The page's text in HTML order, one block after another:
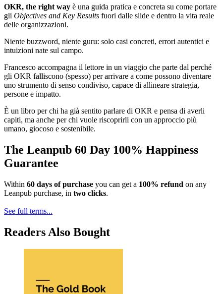
OKR, the right way è una guida pratica e concreta su come portare
gli Objectives and Key Results fuori dalle slide e dentro la vita reale
delle organizzazioni.
Niente buzzword, niente guru: solo casi concreti, errori autentici e
intuizioni nate sul campo.
Francesco accompagna il lettore in un viaggio che parte dal perché
gli OKR falliscono (spesso) per arrivare a come possono diventare
uno strumento di senso condiviso, capace di allineare strategia,
persone e impatto.
È un libro per chi ha già sentito parlare di OKR e pensa di averli
capiti, ma anche per chi vuole riscoprirli con un approccio più
umano, giocoso e sostenibile.
The Leanpub 60 Day 100% Happiness
Guarantee
Within 60 days of purchase you can get a 100% refund on any
Leanpub purchase, in two clicks.
See full terms...
Readers Also Bought